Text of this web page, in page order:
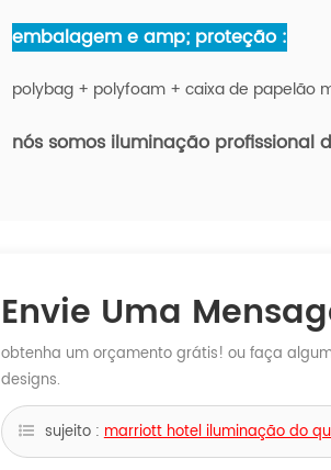
embalagem e amp; proteção :
polybag + polyfoam + caixa de papelão
nós somos iluminação profissional
Envie Uma
obtenha um orçamento grátis! ou faça
designs.
sujeito :marriott hotel iluminação do